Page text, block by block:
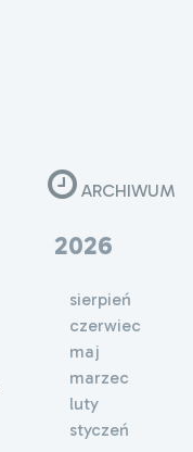
ARCHIWUM
2026
sierpień
czerwiec
maj
marzec
luty
styczeń